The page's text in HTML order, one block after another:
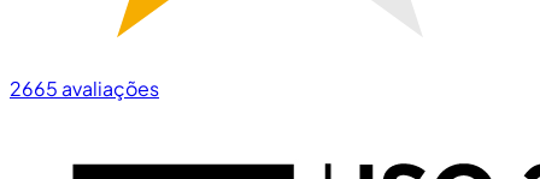
2665 avaliações